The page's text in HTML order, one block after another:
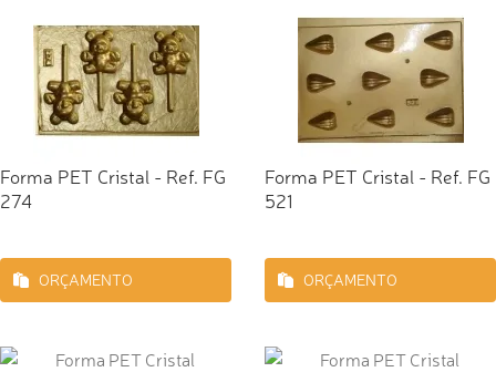
Forma PET Cristal - Ref. FG
274
ORÇAMENTO
Forma PET Cristal - Ref. FG
521
ORÇAMENTO